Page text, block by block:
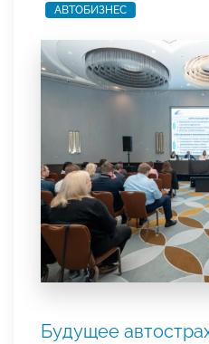
АВТОБИЗНЕС
Будущее